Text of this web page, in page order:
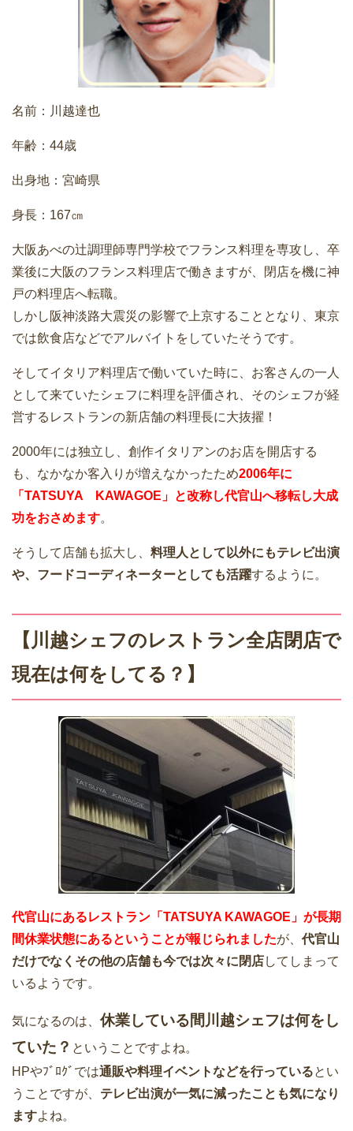
名前：川越達也
年齢：44歳
出身地：宮崎県
身長：167㎝
大阪あべの辻調理師専門学校でフランス料理を専攻し、卒
業後に大阪のフランス料理店で働きますが、閉店を機に神
戸の料理店へ転職。
しかし阪神淡路大震災の影響で上京することとなり、東京
では飲食店などでアルバイトをしていたそうです。
そしてイタリア料理店で働いていた時に、お客さんの一人
として来ていたシェフに料理を評価され、そのシェフが経
営するレストランの新店舗の料理長に大抜擢！
2000年には独立し、創作イタリアンのお店を開店する
も、なかなか客入りが増えなかったため2006年に
「TATSUYA KAWAGOE」と改称し代官山へ移転し大成
功をおさめます。
そうして店舗も拡大し、 料理人として以外にもテレビ出演
や、フードコーディネーターとしても活躍するように。
【川越シェフのレストラン全店閉店で
現在は何をしてる？】
代官山にあるレストラン「TATSUYA KAWAGOE」が長期
間休業状態にあるということが報じられましたが、 代官山
だけでなくその他の店舗も今では次々に閉店してしまって
いるようです。
気になるのは、 休業している間川越シェフは何をし
ていた？ ということですよね。
HPやﾌﾞﾛｸﾞでは通販や料理イベントなどを行っているとい
うことですが、 テレビ出演が一気に減ったことも気になり
ますよね。